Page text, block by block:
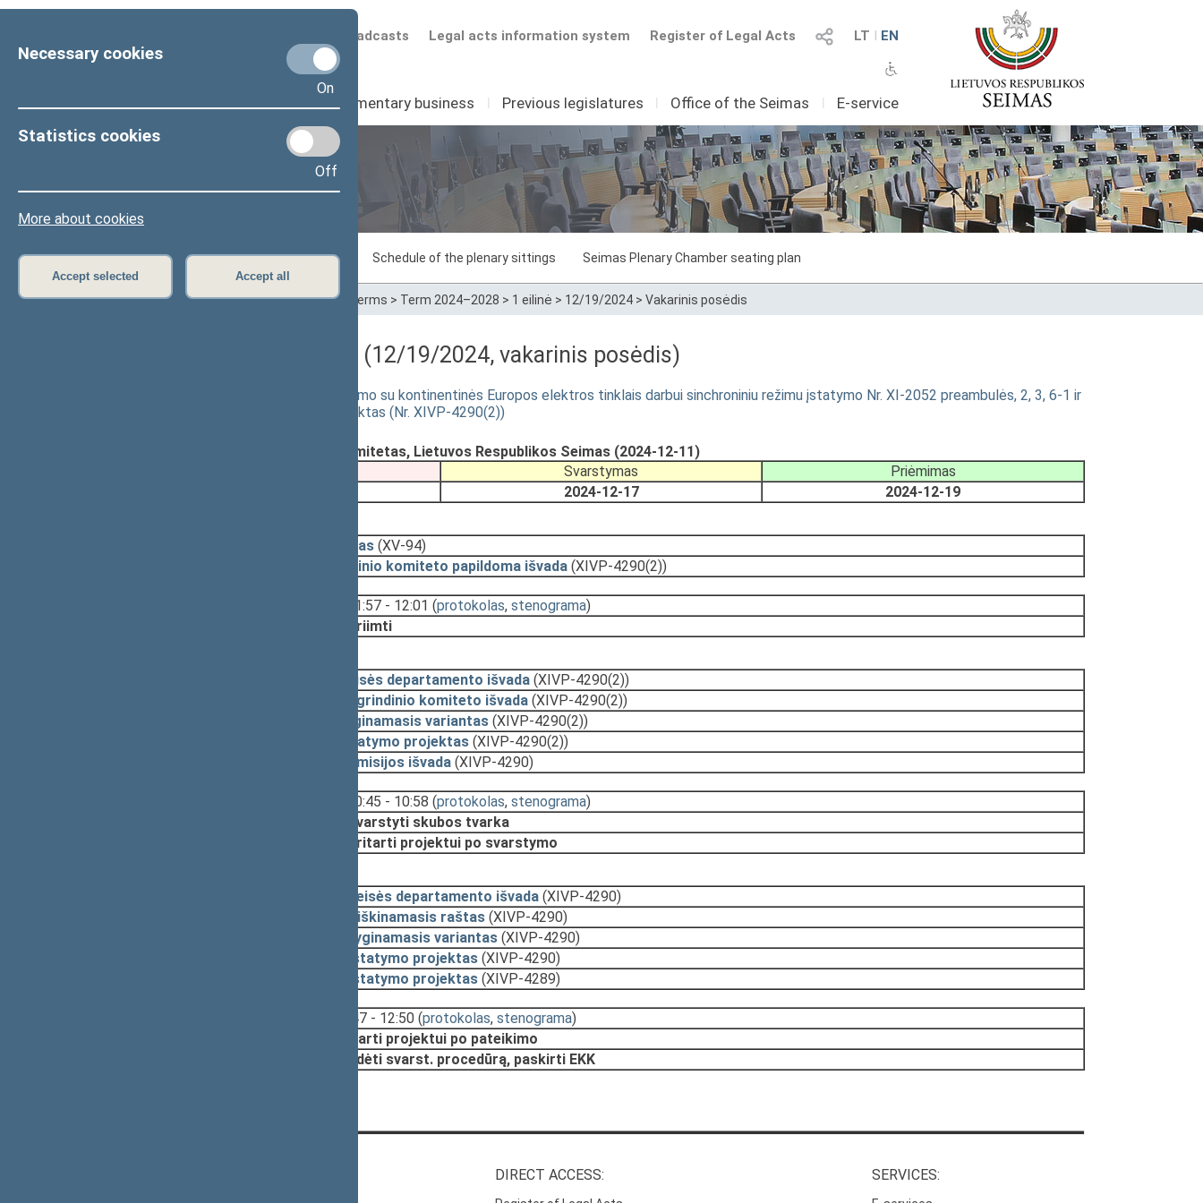
Necessary cookies
On
Statistics cookies
Off
More about cookies
Accept selected Accept all
LT I EN
Register of Legal Acts
Legal acts information system
Scheduled broadcasts
Seimas I Parliamentary business I Previous legislatures I Office of the Seimas I E-service
Sitting in progress Plenary sittings Schedule of the plenary sittings Seimas Plenary Chamber seating plan
Home>Plenary sittings>Parliamentary terms > Term 2024–2028 > 1 eilinė > 12/19/2024 > Vakarinis posėdis
Darbotvarkės klausimas (12/19/2024, vakarinis posėdis)
Elektros energetikos sistemos sujungimo su kontinentinės Europos elektros tinklais darbui sinchroniniu režimu įstatymo Nr. XI-2052 preambulės, 2, 3, 6-1 ir
12 straipsnių pakeitimo įstatymo projektas (Nr. XIVP-4290(2))
Ekonomikos ir inovacijų komitetas, Lietuvos Respublikos Seimas (2024-12-11)
Svarstymas
Priėmimas
2024-12-17 2024-12-19
Įstatymas (XV-94)
Pagrindinio komiteto papildoma išvada (XIVP-4290(2))
11:57 - 12:01 (protokolas, stenograma)
Priimti
Teisės departamento išvada (XIVP-4290(2))
Pagrindinio komiteto išvada (XIVP-4290(2))
Lyginamasis variantas (XIVP-4290(2))
Įstatymo projektas (XIVP-4290(2))
Komisijos išvada (XIVP-4290)
10:45 - 10:58 (protokolas, stenograma)
Svarstyti skubos tvarka
Pritarti projektui po svarstymo
Teisės departamento išvada (XIVP-4290)
Aiškinamasis raštas (XIVP-4290)
Lyginamasis variantas (XIVP-4290)
Įstatymo projektas (XIVP-4290)
Įstatymo projektas (XIVP-4289)
12:47 - 12:50 (protokolas, stenograma)
Pritarti projektui po pateikimo
Pradėti svarst. procedūrą, paskirti EKK
DIRECT ACCESS: SERVICES: